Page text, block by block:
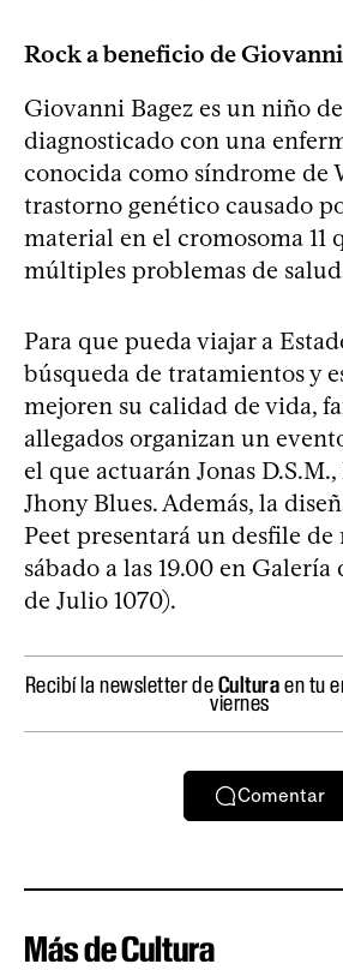
Rock a beneficio de Giovanni
Giovanni Bagez es un niño
diagnosticado con una
conocida como síndrome de
trastorno genético causado
material en el cromosoma 11
múltiples problemas de
Para que pueda viajar a
búsqueda de tratamientos y
mejoren su calidad de vida,
allegados organizan un
el que actuarán Jonas
Jhony Blues. Además, la
Peet presentará un desfile de
sábado a las 19.00 en Galería
de Julio 1070).
Recibí la newsletter deCulturaen tu
viernes
Comentar
Más de Cultura